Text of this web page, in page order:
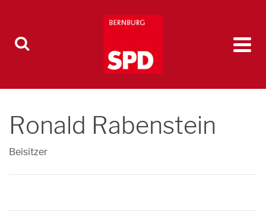
Ronald Rabenstein
Beisitzer